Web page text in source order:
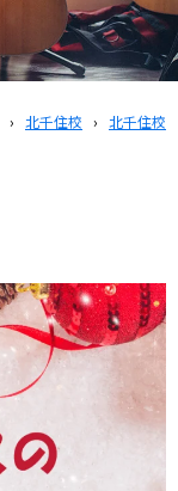
› 北千住校 › 北千住校